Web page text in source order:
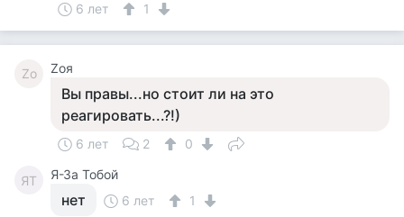
6 лет 1
Zо Zоя
Вы правы...но стоит ли на это
реагировать...?!)
6 лет 2 0
ЯТ Я-За Тобой
нет 6 лет 1